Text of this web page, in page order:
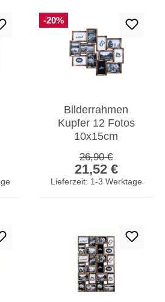
-20%
Bilderrahmen
Kupfer 12 Fotos
10x15cm
Fotocollage Collage
Galerie
Verkaufspreis:
21,52 €
Regulärer Preis:
26,90 €
Lieferzeit: 1-3 Werktage